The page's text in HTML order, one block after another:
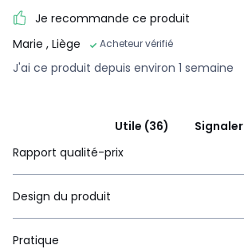
Je recommande ce produit
Marie , Liège Acheteur vérifié
J'ai ce produit depuis environ 1 semaine
Utile (36)
Signaler
Rapport qualité-prix
Design du produit
Pratique